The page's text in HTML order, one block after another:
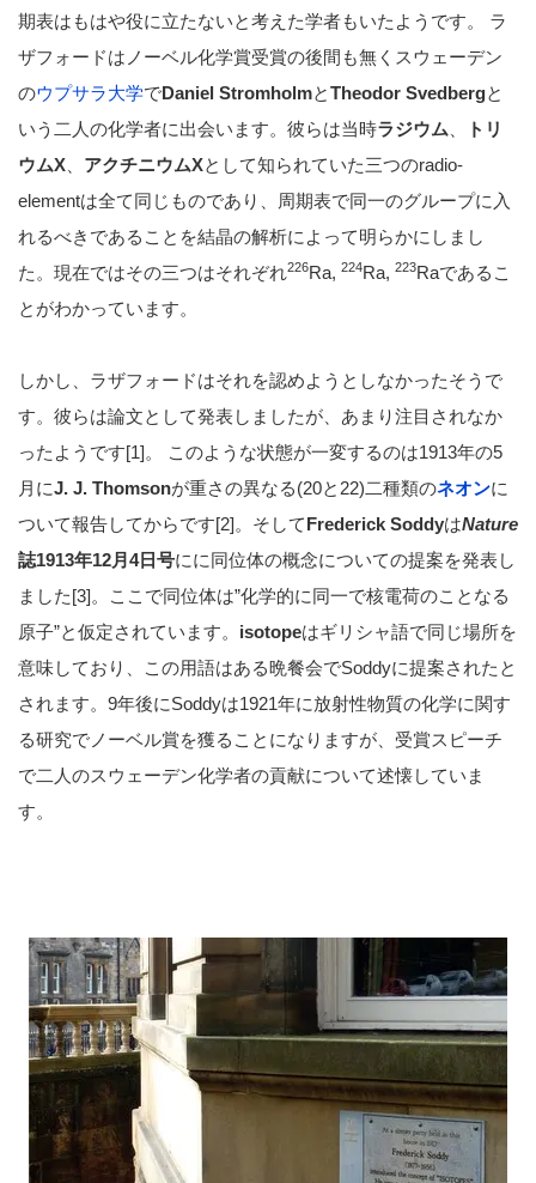
期表はもはや役に立たないと考えた学者もいたようです。 ラ
ザフォードはノーベル化学賞受賞の後間も無くスウェーデン
のウプサラ大学でDaniel StromholmとTheodor Svedbergと
いう二人の化学者に出会います。彼らは当時ラジウム
トリ
ウムX
アクチニウムXとして知られていた三つのradio-
elementは全て同じものであり、周期表で同一のグループに入
れるべきであることを結晶の解析によって明らかにしまし
た。現在ではその三つはそれぞれ226Ra, 224Ra, 223Raであるこ
とがわかっています。
しかし、ラザフォードはそれを認めようとしなかったそうで
す。彼らは論文として発表しましたが、あまり注目されなか
ったようです[1]。 このような状態が一変するのは1913年の5
月にJ. J. Thomsonが重さの異なる(20と22)二種類のネオンに
ついて報告してからです[2]。そしてFrederick SoddyはNature
誌1913年12月4日号にに同位体の概念についての提案を発表し
ました[3]。ここで同位体は”化学的に同一で核電荷のことなる
原子”と仮定されています。 isotopeはギリシャ語で同じ場所を
意味しており、この用語はある晩餐会でSoddyに提案されたと
されます。9年後にSoddyは1921年に放射性物質の化学に関す
る研究でノーベル賞を獲ることになりますが、受賞スピーチ
で二人のスウェーデン化学者の貢献について述懐していま
す。